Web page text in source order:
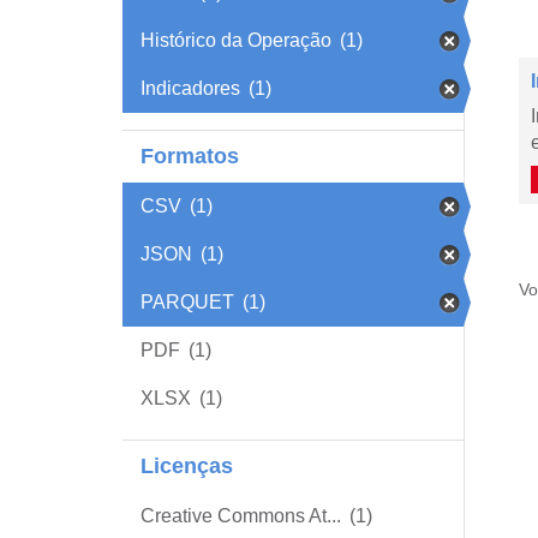
Histórico da Operação (1)
Indicadores (1)
Formatos
CSV (1)
JSON (1)
PARQUET (1)
PDF (1)
XLSX (1)
Licenças
Creative Commons At... (1)